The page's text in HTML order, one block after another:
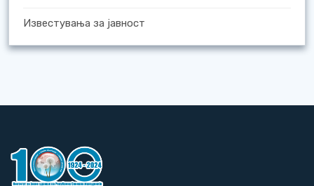
Известувања за јавност